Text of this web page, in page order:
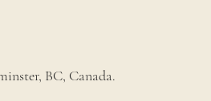
BC, Canada.